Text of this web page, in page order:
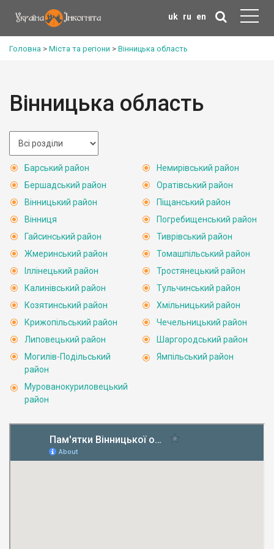
uk ru en
Головна > Міста та регіони > Вінницька область
Вінницька область
Барський район
Бершадський район
Вінницький район
Вінниця
Гайсинський район
Жмеринський район
Іллінецький район
Калинівський район
Козятинський район
Крижопільський район
Липовецький район
Могилів-Подільський
район
Мурованокуриловецький
район
Немирівський район
Оратівський район
Піщанський район
Погребищенський район
Тиврівський район
Томашпільський район
Тростянецький район
Тульчинський район
Хмільницький район
Чечельницький район
Шаргородський район
Ямпільський район